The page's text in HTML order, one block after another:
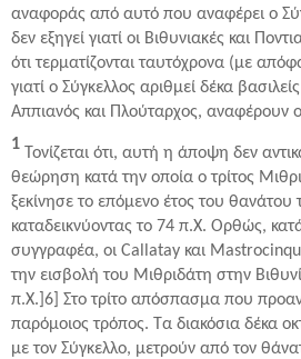
αναφοράς από αυτό που αναφέρει ο
δεν εξηγεί γιατί οι Βιθυνιακές και
ότι τερματίζονται ταυτόχρονα (με
γιατί ο Σύγκελλος αριθμεί δέκα
Αππιανός και Πλούταρχος, αναφέρουν
1 Τονίζεται ότι, αυτή η άποψη δεν
θεώρηση κατά την οποία ο τρίτος
ξεκίνησε το επόμενο έτος του θανάτου
καταδεικνύοντας το 74 π.Χ. Ορθώς,
συγγραφέα, οι Callatay και
την εισβολή του Μιθριδάτη στην
π.Χ.]6] Στο τρίτο απόσπασμα που
παρόμοιος τρόπος. Τα διακόσια δέκα
με τον Σύγκελλο, μετρούν από τον